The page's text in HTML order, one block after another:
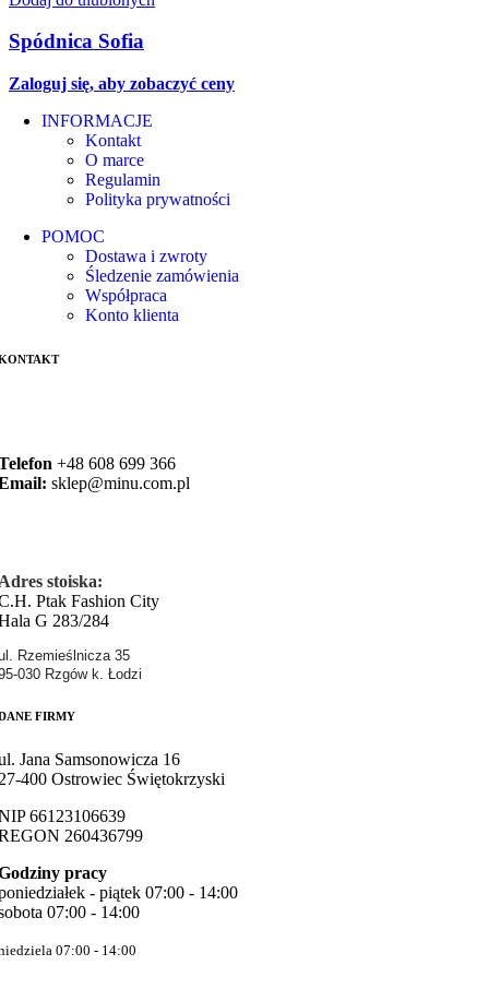
Spódnica Sofia
Zaloguj się, aby zobaczyć ceny
INFORMACJE
Kontakt
O marce
Regulamin
Polityka prywatności
POMOC
Dostawa i zwroty
Śledzenie zamówienia
Współpraca
Konto klienta
+48 608 699 366
sklep@minu.com.pl
stoiska:
Ptak Fashion City
G 283/284
Rzemieślnicza 35
030 Rzgów k. Łodzi
FIRMY
Jana Samsonowicza 16
400 Ostrowiec Świętokrzyski
66123106639
260436799
pracy
- piątek 07:00 - 14:00
07:00 - 14:00
07:00 - 14:00